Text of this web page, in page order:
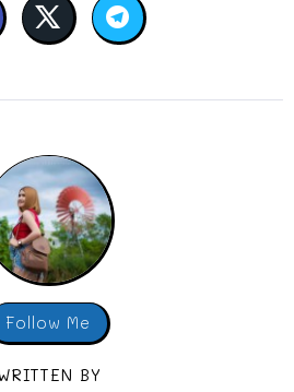
Follow Me
BY